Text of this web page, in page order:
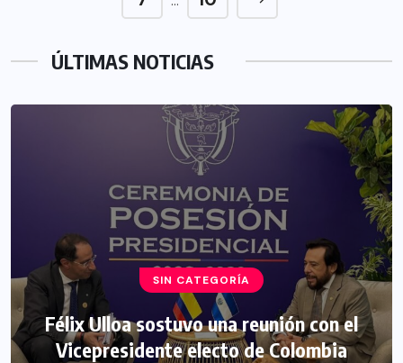
ÚLTIMAS NOTICIAS
SIN CATEGORÍA
Félix Ulloa sostuvo una reunión con el
Vicepresidente electo de Colombia